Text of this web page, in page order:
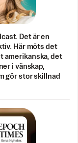
Det är en
Här möts det
amerikanska, det
i vänskap,
gör stor skillnad